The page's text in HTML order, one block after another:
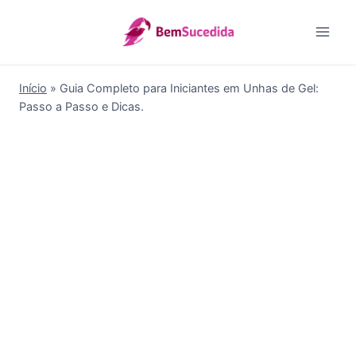
Início » Guia Completo para Iniciantes em Unhas de Gel:
Passo a Passo e Dicas.